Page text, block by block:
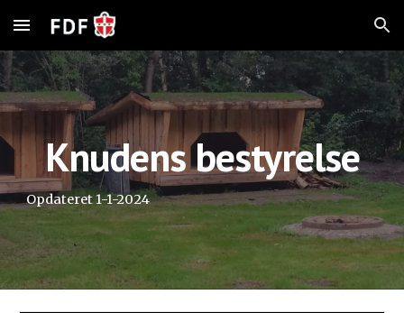
Skip to main content Skip to navigation
Knudens bestyrelse
Opdateret 1-1-2024